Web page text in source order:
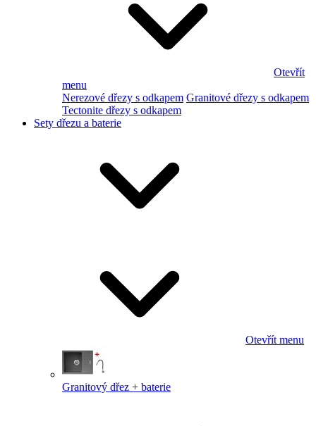
Otevřít
menu
Nerezové dřezy s odkapem Granitové dřezy s odkapem
Tectonite dřezy s odkapem
Sety dřezu a baterie
Otevřít menu
Granitový dřez + baterie